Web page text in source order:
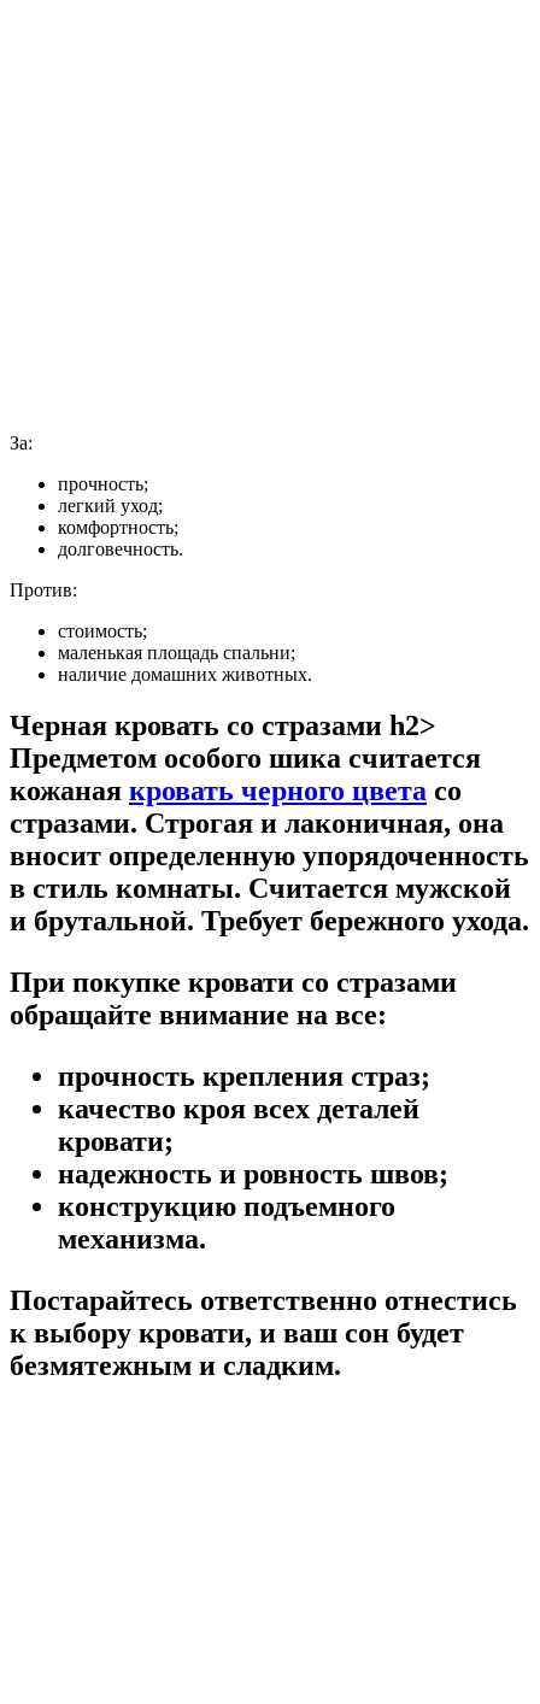
За:
прочность;
легкий уход;
комфортность;
долговечность.
Против:
стоимость;
маленькая площадь спальни;
наличие домашних животных.
Черная кровать со стразами h2>
Предметом особого шика считается
кожаная кровать черного цвета со
стразами. Строгая и лаконичная, она
вносит определенную упорядоченность
в стиль комнаты. Считается мужской
и брутальной. Требует бережного ухода.
При покупке кровати со стразами
обращайте внимание на все:
прочность крепления страз;
качество кроя всех деталей
кровати;
надежность и ровность швов;
конструкцию подъемного
механизма.
Постарайтесь ответственно отнестись
к выбору кровати, и ваш сон будет
безмятежным и сладким.